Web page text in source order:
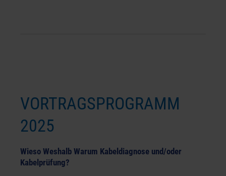
VORTRAGSPROGRAMM
2025
Wieso Weshalb Warum Kabeldiagnose und/oder
Kabelprüfung?